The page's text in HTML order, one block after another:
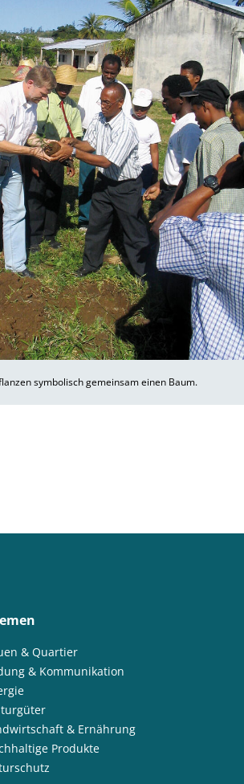
symbolisch gemeinsam einen Baum.
& Quartier
& Kommunikation
& Ernährung
Produkte